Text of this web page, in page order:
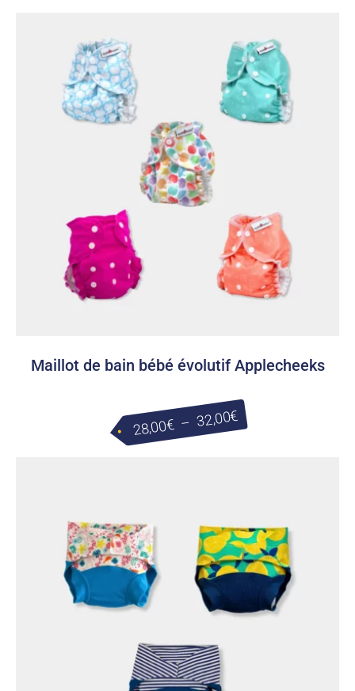
Maillot de bain bébé évolutif Applecheeks
28,00€ – 32,00€Plage
à
32,00€